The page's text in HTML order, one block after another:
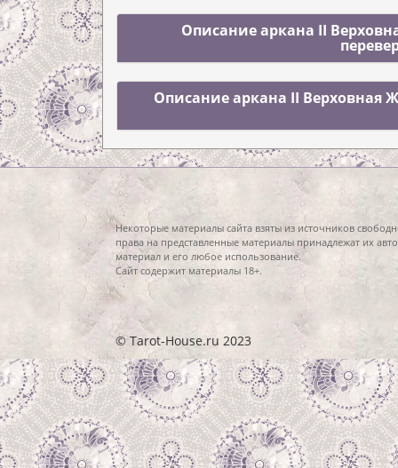
Описание аркана II
Описание аркана II Верховная
Некоторые материалы сайта взяты из источников
права на представленные материалы принадлежат их
материал и его любое использование.
Сайт содержит материалы 18+.
© Tarot-House.ru 2023